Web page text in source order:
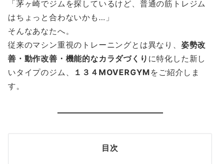
「茅ヶ崎でジムを探しているけど、普通の筋トレジム
はちょっと合わないかも…」
そんなあなたへ。
従来のマシン重視のトレーニングとは異なり、 姿勢改
善・動作改善・機能的なカラダづくり に特化した新し
いタイプのジム、
１３４MOVERGYM をご紹介しま
す。
目次